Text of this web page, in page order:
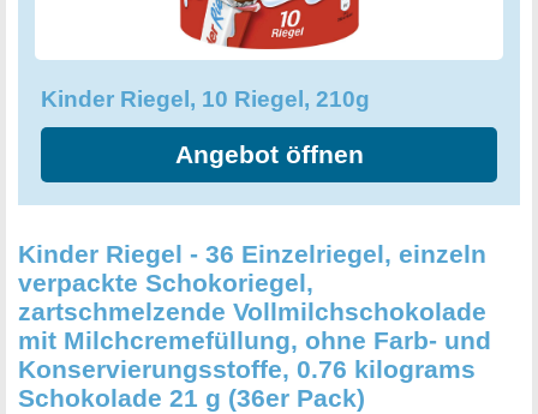
Kinder Riegel, 10 Riegel, 210g
Angebot öffnen
Kinder Riegel - 36 Einzelriegel, einzeln
verpackte Schokoriegel,
zartschmelzende Vollmilchschokolade
mit Milchcremefüllung, ohne Farb- und
Konservierungsstoffe, 0.76 kilograms
Schokolade 21 g (36er Pack)